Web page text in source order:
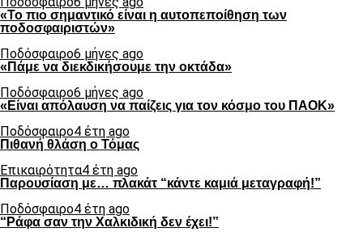
«Το πιο σημαντικό είναι η αυτοπεποίθηση των
ποδοσφαιριστών»
Ποδόσφαιρο6 μήνες ago
«Πάμε να διεκδικήσουμε την οκτάδα»
Ποδόσφαιρο6 μήνες ago
«Είναι απόλαυση να παίζεις για τον κόσμο του ΠΑΟΚ»
Ποδόσφαιρο4 έτη ago
Πιθανή θλάση ο Τόμας
Επικαιρότητα4 έτη ago
Παρουσίαση με… πλακάτ “κάντε καμιά μεταγραφή!”
Ποδόσφαιρο4 έτη ago
“Ράφα σαν την Χαλκιδική δεν έχει!”